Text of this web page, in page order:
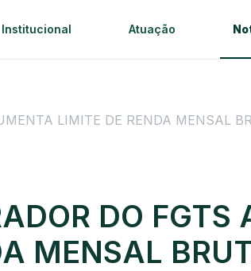
Institucional Atuação
LIMITE DE RENDA MENSAL
DO FGTS
MENSAL